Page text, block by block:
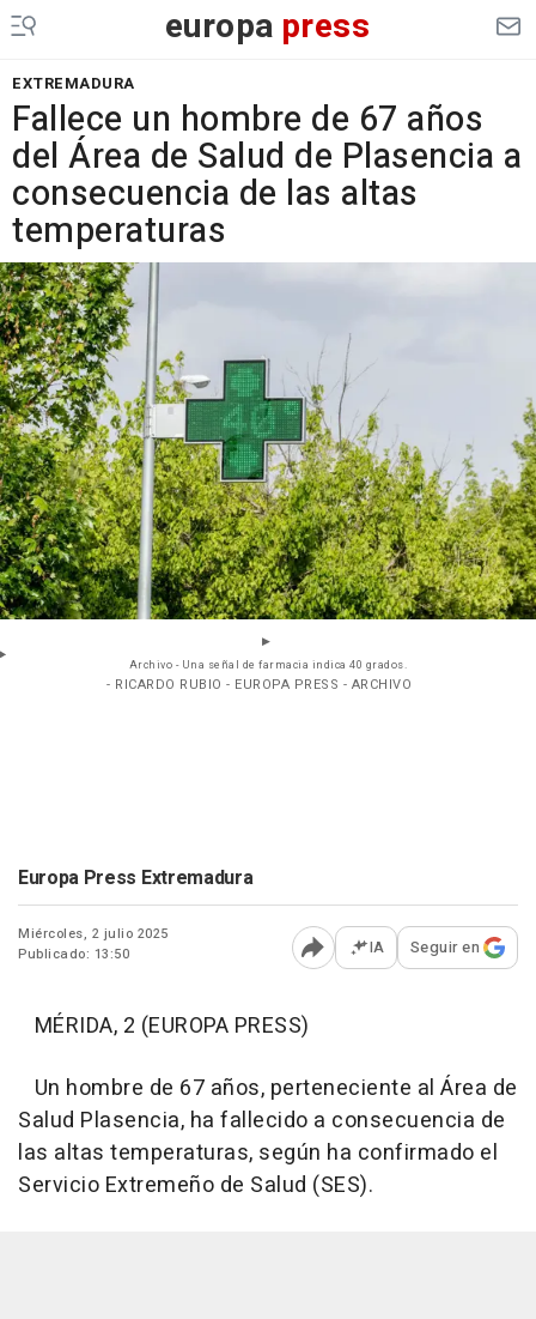
europa press
EXTREMADURA
Fallece un hombre de 67 años
del Área de Salud de Plasencia a
consecuencia de las altas
temperaturas
Archivo - Una señal de farmacia indica 40 grados.
- RICARDO RUBIO - EUROPA PRESS - ARCHIVO
Europa Press Extremadura
Miércoles, 2 julio 2025
Publicado: 13:50
Abrir opciones para
IA Seguir en
MÉRIDA, 2 (EUROPA PRESS)
Un hombre de 67 años, perteneciente al Área de
Salud Plasencia, ha fallecido a consecuencia de
las altas temperaturas, según ha confirmado el
Servicio Extremeño de Salud (SES).